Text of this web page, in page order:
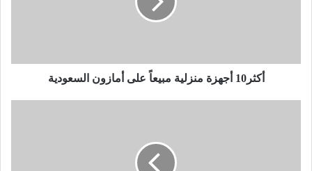
أكثر10 أجهزة منزلية مبيعاً على أمازون السعودية